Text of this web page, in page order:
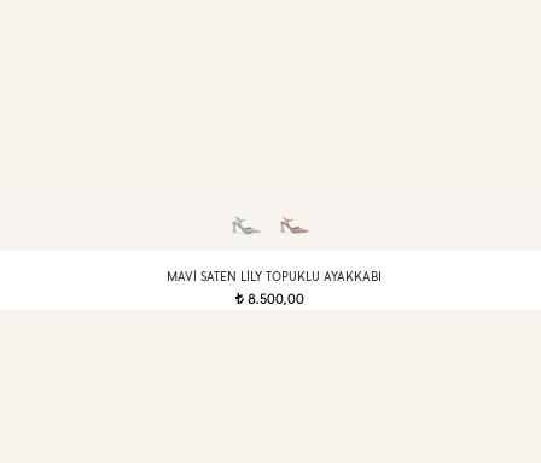
MAVI SATEN LILY TOPUKLU AYAKKABI
t8.500,00